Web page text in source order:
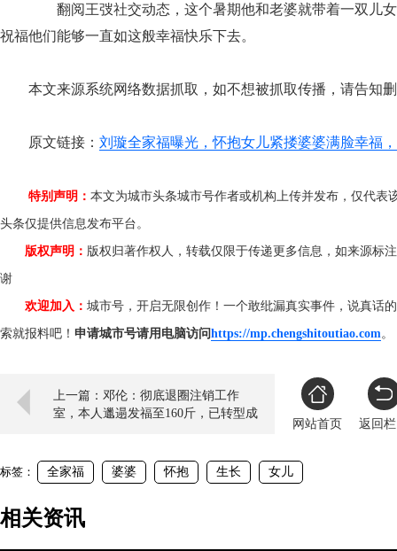
翻阅王弢社交动态，这个暑期他和老婆就带着一双儿
祝福他们能够一直如这般幸福快乐下去。
本文来源系统网络数据抓取，如不想被抓取传播，请告知
原文链接： 刘璇全家福曝光，怀抱女儿紧搂婆婆满脸幸福
特别声明： 本文为城市头条城市号作者或机构上传并发布，仅代
头条仅提供信息发布平台。
版权声明： 版权归著作权人，转载仅限于传递更多信息，如来源标
谢
欢迎加入： 城市号，开启无限创作！一个敢纰漏真实事件，说真话
索就报料吧！ 申请城市号请用电脑访问https://mp.chengshitoutiao.com
上一篇：邓伦：彻底退圈注销工作
室，本人邋遢发福至160斤，已转型成
网站首页 返回
标签： 全家福 婆婆 怀抱 生长 女儿
相关资讯